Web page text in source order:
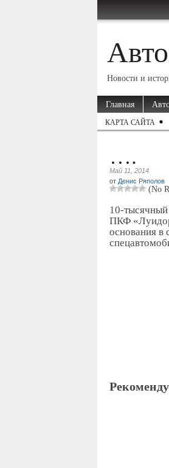
Новости и
Главная
КАРТА САЙТА
….
Май 11, 2014
от Денис Ряполов
(No
10-тысячный
ПКФ
основания в